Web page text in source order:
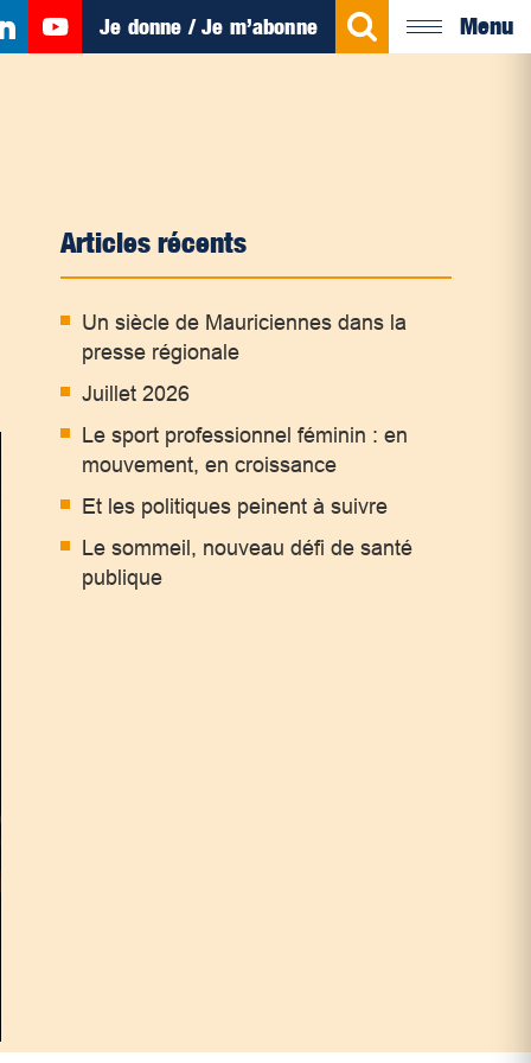
Je donne / Je m’abonne Menu
Articles récents
Un siècle de Mauriciennes dans la
presse régionale
Juillet 2026
Le sport professionnel féminin : en
mouvement, en croissance
Et les politiques peinent à suivre
Le sommeil, nouveau défi de santé
publique